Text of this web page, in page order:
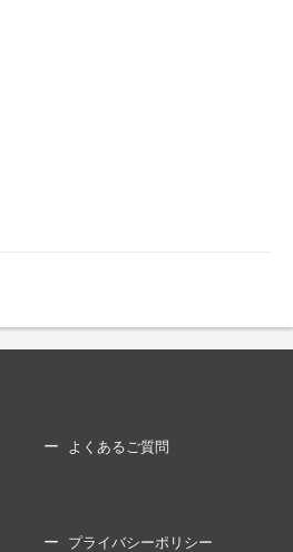
よくあるご質問
プライバシーポリシー